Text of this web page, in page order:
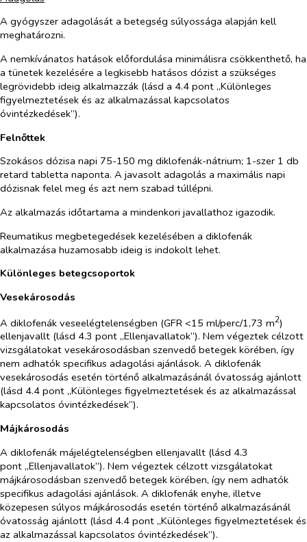
A gyógyszer adagolását a betegség súlyossága alapján kell
meghatározni.
A nemkívánatos hatások előfordulása minimálisra csökkenthető, ha
a tünetek kezelésére a legkisebb hatásos dózist a szükséges
legrövidebb ideig alkalmazzák (lásd a 4.4 pont „Különleges
figyelmeztetések és az alkalmazással kapcsolatos
óvintézkedések”).
Felnőttek
Szokásos dózisa napi 75-150 mg diklofenák-nátrium; 1-szer 1 db
retard tabletta naponta. A javasolt adagolás a maximális napi
dózisnak felel meg és azt nem szabad túllépni.
Az alkalmazás időtartama a mindenkori javallathoz igazodik.
Reumatikus megbetegedések kezelésében a diklofenák
alkalmazása huzamosabb ideig is indokolt lehet.
Különleges betegcsoportok
Vesekárosodás
A diklofenák veseelégtelenségben (GFR <15 ml/perc/1,73 m2)
ellenjavallt (lásd 4.3 pont „Ellenjavallatok”). Nem végeztek célzott
vizsgálatokat vesekárosodásban szenvedő betegek körében, így
nem adhatók specifikus adagolási ajánlások. A diklofenák
vesekárosodás esetén történő alkalmazásánál óvatosság ajánlott
(lásd 4.4 pont „Különleges figyelmeztetések és az alkalmazással
kapcsolatos óvintézkedések”).
Májkárosodás
A diklofenák májelégtelenségben ellenjavallt (lásd 4.3
pont „Ellenjavallatok”). Nem végeztek célzott vizsgálatokat
májkárosodásban szenvedő betegek körében, így nem adhatók
specifikus adagolási ajánlások. A diklofenák enyhe, illetve
közepesen súlyos májkárosodás esetén történő alkalmazásánál
óvatosság ajánlott (lásd 4.4 pont „Különleges figyelmeztetések és
az alkalmazással kapcsolatos óvintézkedések”).